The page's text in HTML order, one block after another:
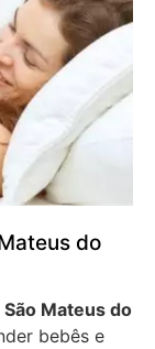
do
Mateus do
bebês e